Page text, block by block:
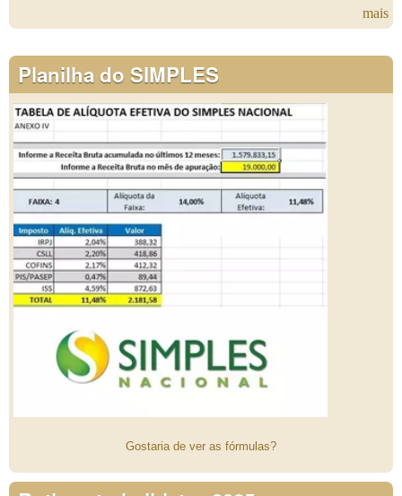
mais
Planilha do SIMPLES
Gostaria de ver as fórmulas?